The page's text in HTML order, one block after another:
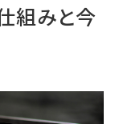
組みと今